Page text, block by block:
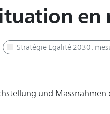
Stratégie Egalité 2030 :
und